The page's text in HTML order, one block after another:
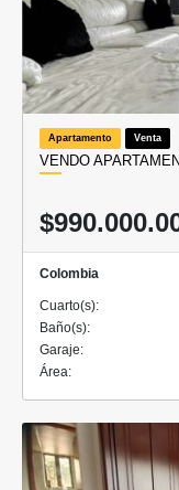
Apartamento Venta
VENDO
Colombia
Cuarto(s):
Baño(s):
Garaje:
Área: